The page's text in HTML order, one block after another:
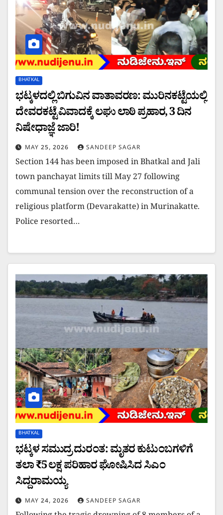
BHATKAL
ಭಟ್ಕಳದಲ್ಲಿ ಬಿಗುವಿನ ವಾತಾವರಣ: ಮುರಿನಕಟ್ಟೆಯಲ್ಲಿ
ದೇವರಕಟ್ಟೆ ವಿವಾದಕ್ಕೆ ಲಘು ಲಾಠಿ ಪ್ರಹಾರ, 3 ದಿನ
ನಿಷೇಧಾಜ್ಞೆ ಜಾರಿ!
MAY 25, 2026 SANDEEP SAGAR
Section 144 has been imposed in Bhatkal and Jali
town panchayat limits till May 27 following
communal tension over the reconstruction of a
religious platform (Devarakatte) in Murinakatte.
Police resorted…
BHATKAL
ಭಟ್ಕಳ ಸಮುದ್ರ ದುರಂತ: ಮೃತರ ಕುಟುಂಬಗಳಿಗೆ
ತಲಾ ₹5 ಲಕ್ಷ ಪರಿಹಾರ ಘೋಷಿಸಿದ ಸಿಎಂ
ಸಿದ್ದರಾಮಯ್ಯ
MAY 24, 2026 SANDEEP SAGAR